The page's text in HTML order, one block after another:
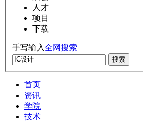
人才
项目
下载
手写输入全网搜索
搜索
首页
资讯
学院
技术